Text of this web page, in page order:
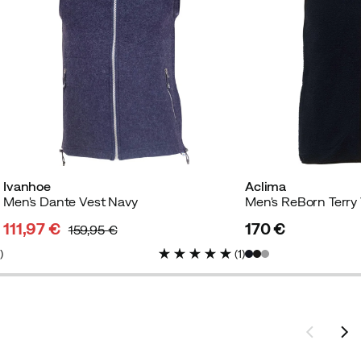
)
Ivanhoe
Men's Dante Vest Navy
111,97 € 159,95 €
(1)
Aclima
Men's ReBorn
price
170 €